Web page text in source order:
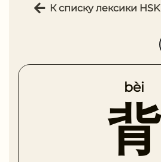
К списку лексики HSK
bèi
背